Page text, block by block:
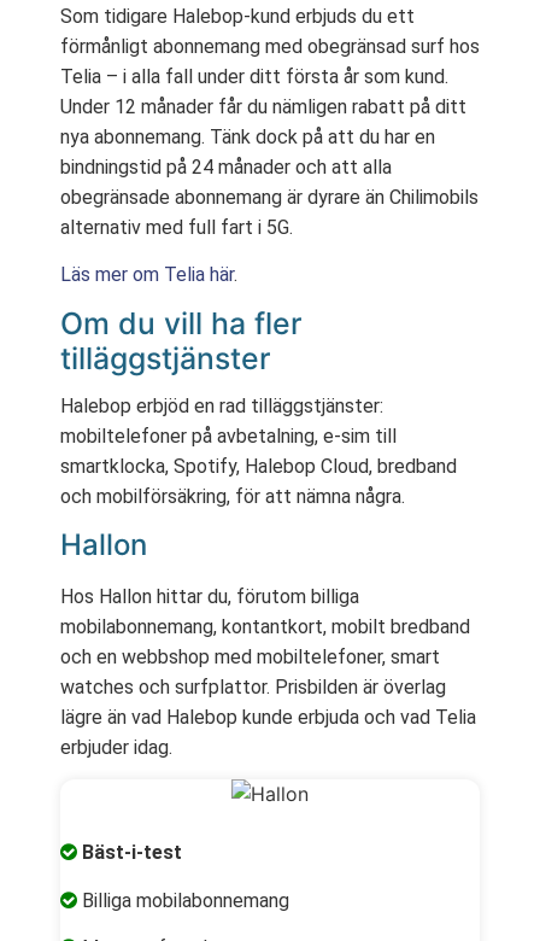
Som tidigare Halebop-kund erbjuds du ett
förmånligt abonnemang med obegränsad surf hos
Telia – i alla fall under ditt första år som kund.
Under 12 månader får du nämligen rabatt på ditt
nya abonnemang. Tänk dock på att du har en
bindningstid på 24 månader och att alla
obegränsade abonnemang är dyrare än Chilimobils
alternativ med full fart i 5G.
Läs mer om Telia här.
Om du vill ha fler
tilläggstjänster
Halebop erbjöd en rad tilläggstjänster:
mobiltelefoner på avbetalning, e-sim till
smartklocka, Spotify, Halebop Cloud, bredband
och mobilförsäkring, för att nämna några.
Hallon
Hos Hallon hittar du, förutom billiga
mobilabonnemang, kontantkort, mobilt bredband
och en webbshop med mobiltelefoner, smart
watches och surfplattor. Prisbilden är överlag
lägre än vad Halebop kunde erbjuda och vad Telia
erbjuder idag.
Bäst-i-test
Billiga mobilabonnemang